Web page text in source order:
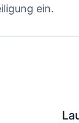
ein.